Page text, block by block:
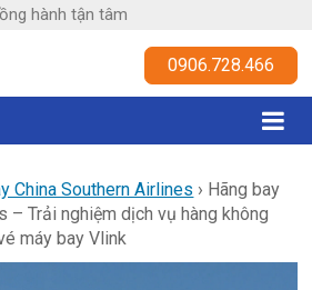
hành tận tâm
0906.728.466
China Southern Airlines › Hãng bay
– Trải nghiệm dịch vụ hàng không
máy bay Vlink